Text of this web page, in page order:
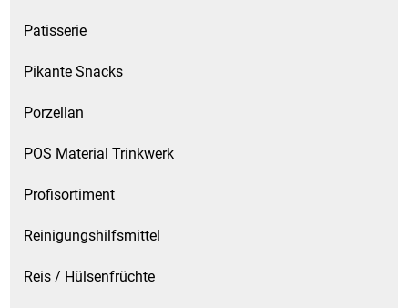
Patisserie
Pikante Snacks
Porzellan
POS Material Trinkwerk
Profisortiment
Reinigungshilfsmittel
Reis / Hülsenfrüchte